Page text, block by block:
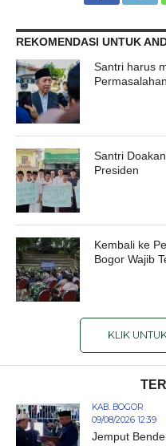
REKOMENDASI UNTUK
Santri harus
Santri
Presiden
Kembali ke
Bogor Wajib
KLIK
KAB. BOGOR
09/08/2026 12:39
Jemput